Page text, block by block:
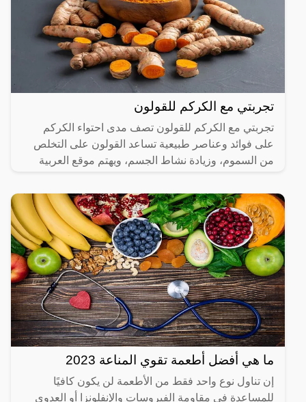
تجربتي مع الكركم للقولون
تجربتي مع الكركم للقولون تصف مدى احتواء الكركم
على فوائد وعناصر طبيعية تساعد القولون على التخلص
من السموم، وزيادة نشاط الجسم، ويهتم موقع العربية
ما هي أفضل أطعمة تقوي المناعة 2023
إن تناول نوع واحد فقط من الأطعمة لن يكون كافيًا
للمساعدة في مقاومة الفيروسات والإنفلونزا أو العدوى